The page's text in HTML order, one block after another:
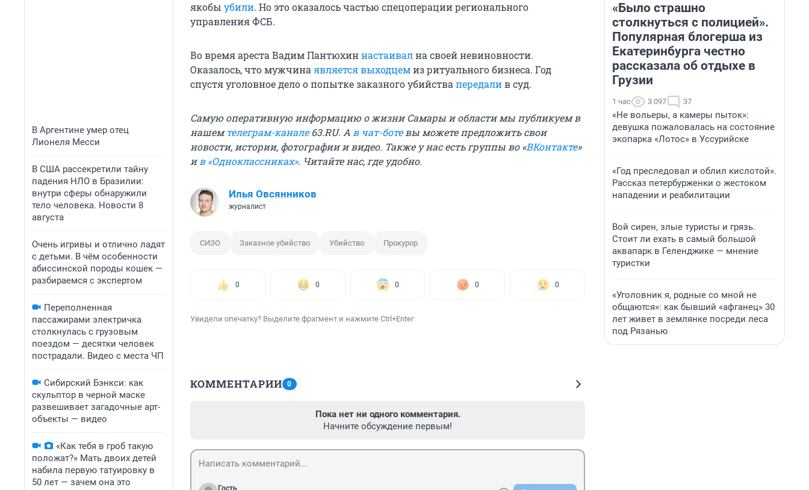
В Аргентине умер отец
Лионеля Месси
В США рассекретили тайну
падения НЛО в Бразилии:
внутри сферы обнаружили
тело человека. Новости 8
августа
Очень игривы и отлично ладят
с детьми. В чём особенности
абиссинской породы кошек —
разбираемся с экспертом
Переполненная
пассажирами электричка
столкнулась с грузовым
поездом — десятки человек
пострадали. Видео с места ЧП
Сибирский Бэнкси: как
скульптор в черной маске
развешивает загадочные арт-
объекты — видео
«Как тебя в гроб такую
положат?» Мать двоих детей
набила первую татуировку в
50 лет — зачем она это
якобы убили. Но это оказалось частью спецоперации регионального
управления ФСБ.
Во время ареста Вадим Пантюхиннастаивална своей невиновности.
Оказалось, что мужчина является выходцемиз ритуального бизнеса. Год
спустя уголовное дело о попытке заказного убийства передалив суд.
Самую оперативную информацию о жизни Самары и области мы публикуем в
нашемтелеграм-канале63.RU. А в чат-ботевы можете предложить свои
новости, истории, фотографии и видео. Также у нас есть группы во «ВКонтакте»
и в «Одноклассниках». Читайте нас, где удобно.
Илья Овсянников
журналист
СИЗО Заказное убийство Убийство Прокурор
0 0 0 0 0
Увидели опечатку? Выделите фрагмент и нажмите Ctrl+Enter
КОММЕНТАРИИ 0
Пока нет ни одного комментария.
Начните обсуждение первым!
Гость
«Было страшно
столкнуться с полицией».
Популярная блогерша из
Екатеринбурга честно
рассказала об отдыхе в
Грузии
1 час 3 097 37
«Не вольеры, а камеры пыток»:
девушка пожаловалась на состояние
экопарка «Лотос» в Уссурийске
«Год преследовал и облил кислотой».
Рассказ петербурженки о жестоком
нападении и реабилитации
Вой сирен, злые туристы и грязь.
Стоит ли ехать в самый большой
аквапарк в Геленджике — мнение
туристки
«Уголовник я, родные со мной не
общаются»: как бывший «афганец» 30
лет живет в землянке посреди леса
под Рязанью